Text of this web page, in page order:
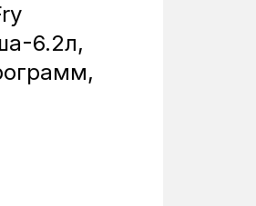
6.2л,